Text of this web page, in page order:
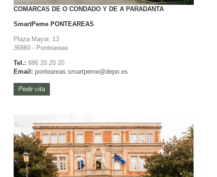
COMARCAS DE O CONDADO Y DE A PARADANTA
SmartPeme PONTEAREAS
Plaza Mayor, 13
36860 - Ponteareas
Tel.: 886 20 20 20
Email: ponteareas.smartpeme@depo.es
Pedir cita